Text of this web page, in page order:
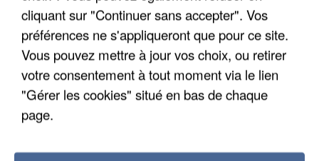
cliquant sur "Continuer sans accepter". Vos
préférences ne s'appliqueront que pour ce site.
Vous pouvez mettre à jour vos choix, ou retirer
votre consentement à tout moment via le lien
"Gérer les cookies" situé en bas de chaque
page.